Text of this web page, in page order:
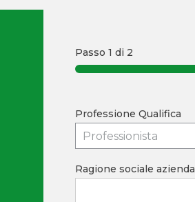
Passo1 di 2
Professione Qualifica
Professionista
Ragione sociale azienda